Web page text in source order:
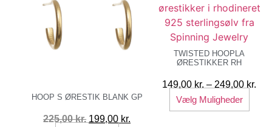
HOOP S ØRESTIK BLANK GP
225,00kr. Den
199,00 kr.
TWISTED HOOPLA
ØRESTIKKER RH
149,00 kr. – 249,00 kr.
Vælg Muligheder
vare